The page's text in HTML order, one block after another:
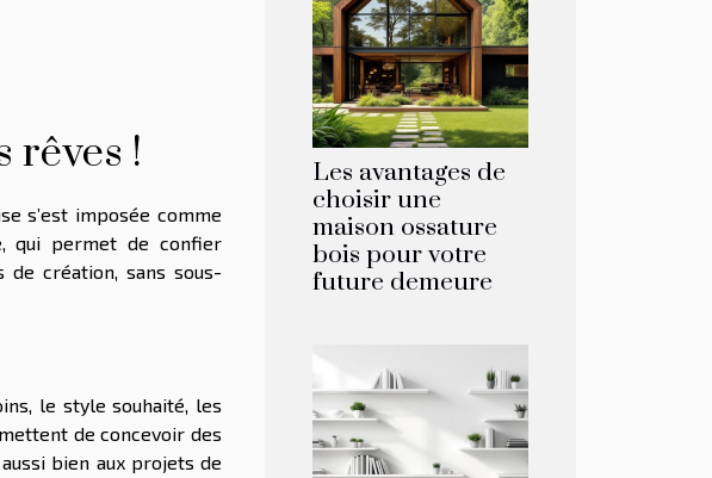
rêves !
s’est imposée comme
qui permet de confier
de création, sans sous-
le style souhaité, les
de concevoir des
bien aux projets de
Les avantages de
choisir une
maison ossature
bois pour votre
future demeure